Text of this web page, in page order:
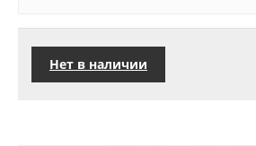
Нет в наличии